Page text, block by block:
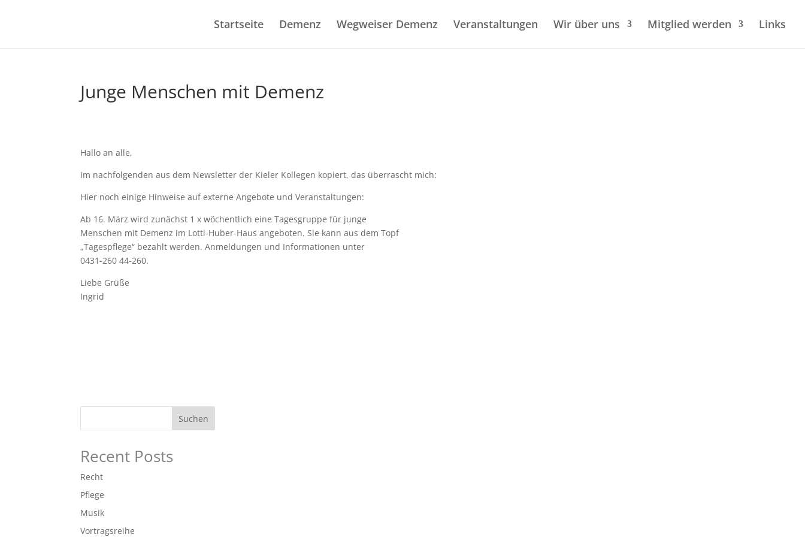
Startseite Demenz Wegweiser Demenz Veranstaltungen Wir über uns Mitglied werden Links
Junge Menschen mit Demenz
Hallo an alle,
Im nachfolgenden aus dem Newsletter der Kieler Kollegen kopiert, das überrascht mich:
Hier noch einige Hinweise auf externe Angebote und Veranstaltungen:
Ab 16. März wird zunächst 1 x wöchentlich eine Tagesgruppe für junge
Menschen mit Demenz im Lotti-Huber-Haus angeboten. Sie kann aus dem Topf
„Tagespflege“ bezahlt werden. Anmeldungen und Informationen unter
0431-260 44-260.
Liebe Grüße
Ingrid
Suchen
Recent Posts
Recht
Pflege
Musik
Vortragsreihe